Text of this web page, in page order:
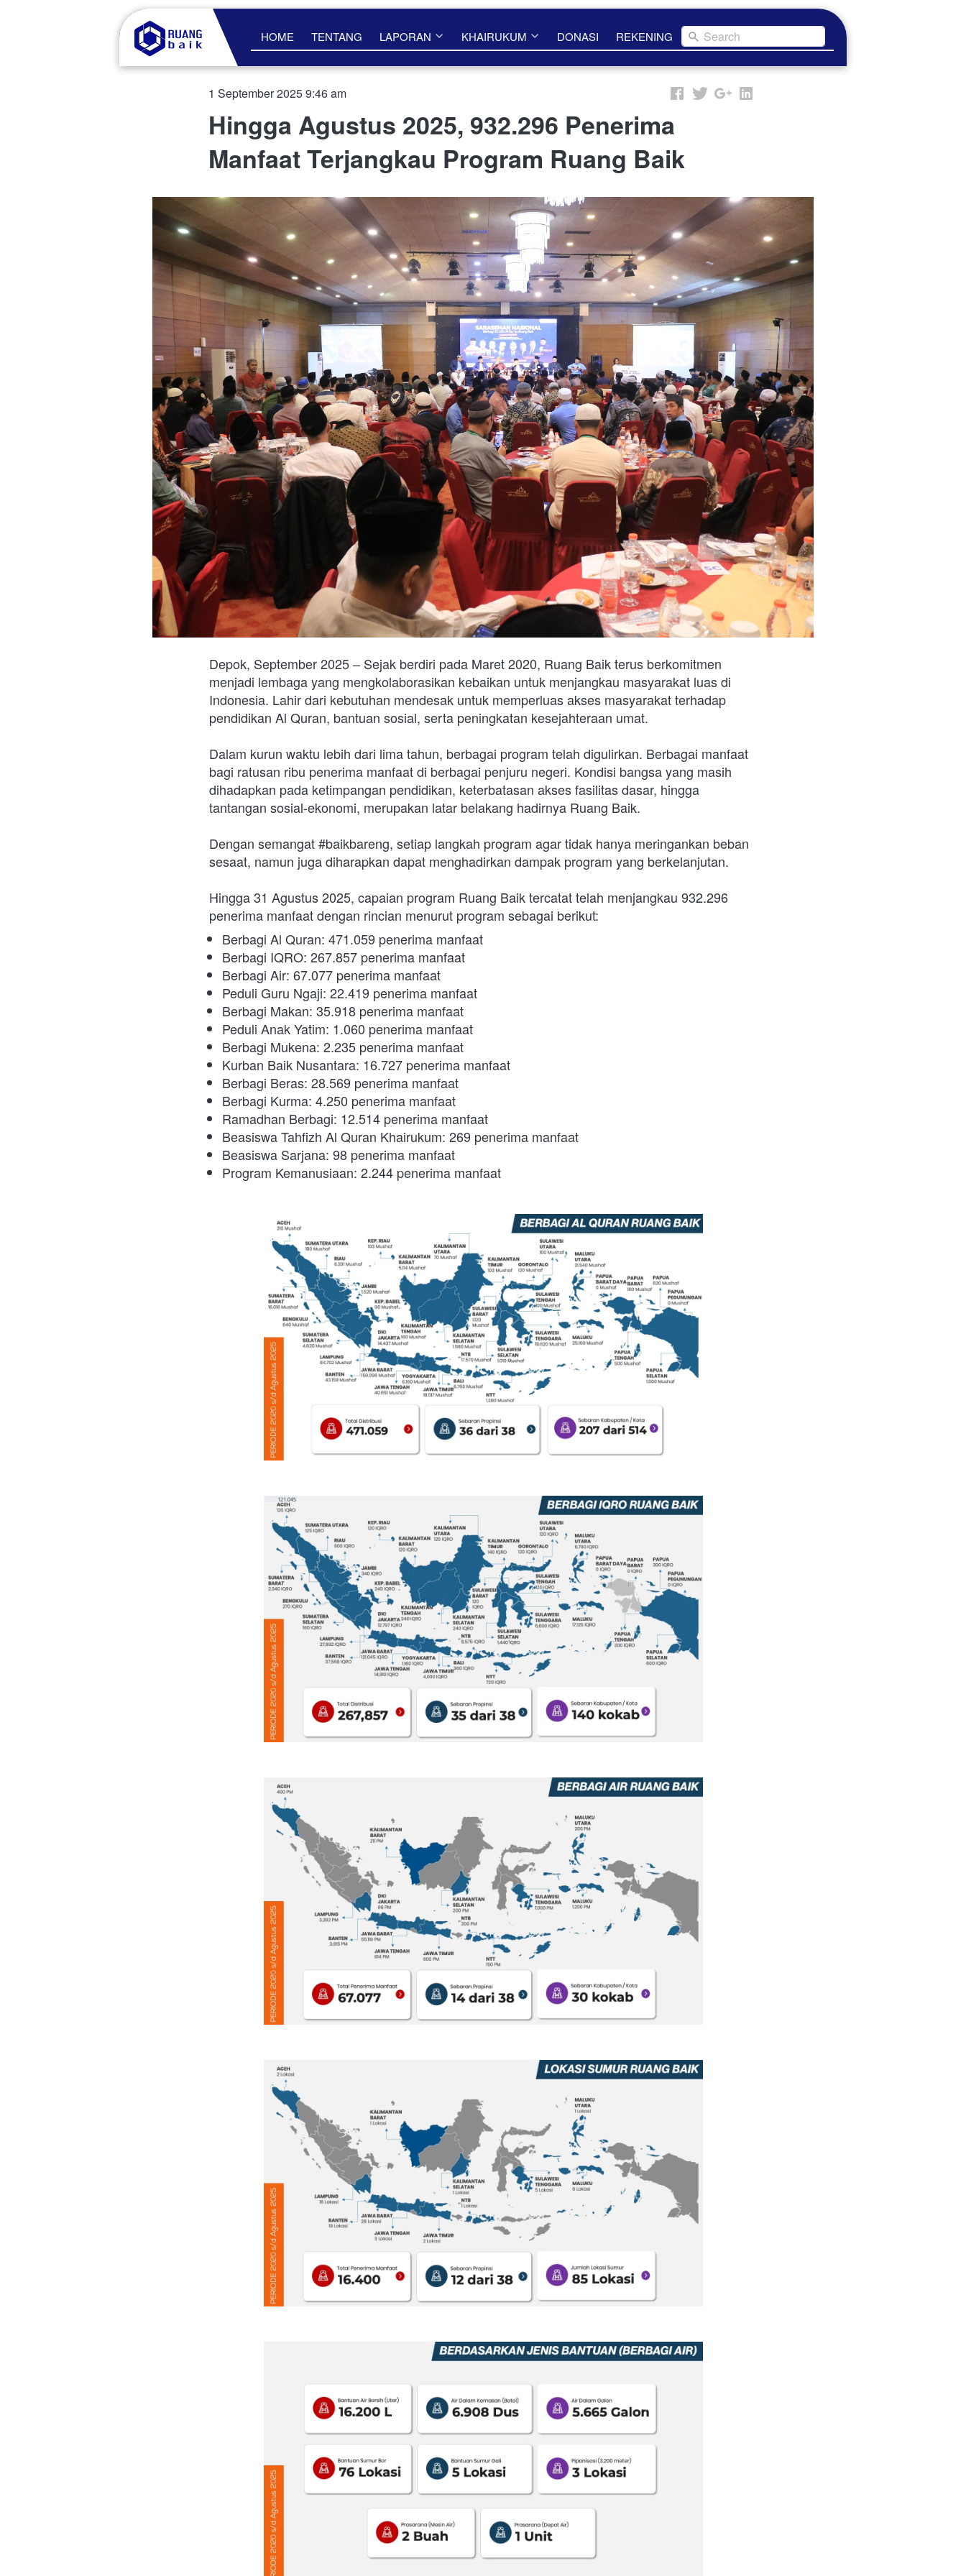
HOME TENTANG LAPORAN KHAIRUKUM DONASI REKENING Search
1 September 2025 9:46 am
Hingga Agustus 2025, 932.296 Penerima
Manfaat Terjangkau Program Ruang Baik
Depok, September 2025 – Sejak berdiri pada Maret 2020, Ruang Baik terus berkomitmen
menjadi lembaga yang mengkolaborasikan kebaikan untuk menjangkau masyarakat luas di
Indonesia. Lahir dari kebutuhan mendesak untuk memperluas akses masyarakat terhadap
pendidikan Al Quran, bantuan sosial, serta peningkatan kesejahteraan umat.
Dalam kurun waktu lebih dari lima tahun, berbagai program telah digulirkan. Berbagai manfaat
bagi ratusan ribu penerima manfaat di berbagai penjuru negeri. Kondisi bangsa yang masih
dihadapkan pada ketimpangan pendidikan, keterbatasan akses fasilitas dasar, hingga
tantangan sosial-ekonomi, merupakan latar belakang hadirnya Ruang Baik.
Dengan semangat #baikbareng, setiap langkah program agar tidak hanya meringankan beban
sesaat, namun juga diharapkan dapat menghadirkan dampak program yang berkelanjutan.
Hingga 31 Agustus 2025, capaian program Ruang Baik tercatat telah menjangkau 932.296
penerima manfaat dengan rincian menurut program sebagai berikut:
Berbagi Al Quran: 471.059 penerima manfaat
Berbagi IQRO: 267.857 penerima manfaat
Berbagi Air: 67.077 penerima manfaat
Peduli Guru Ngaji: 22.419 penerima manfaat
Berbagi Makan: 35.918 penerima manfaat
Peduli Anak Yatim: 1.060 penerima manfaat
Berbagi Mukena: 2.235 penerima manfaat
Kurban Baik Nusantara: 16.727 penerima manfaat
Berbagi Beras: 28.569 penerima manfaat
Berbagi Kurma: 4.250 penerima manfaat
Ramadhan Berbagi: 12.514 penerima manfaat
Beasiswa Tahfizh Al Quran Khairukum: 269 penerima manfaat
Beasiswa Sarjana: 98 penerima manfaat
Program Kemanusiaan: 2.244 penerima manfaat